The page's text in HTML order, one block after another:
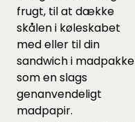
frugt, til at dække
skålen i køleskabet
med eller til din
sandwich i
som en slags
genanvendeligt
madpapir.